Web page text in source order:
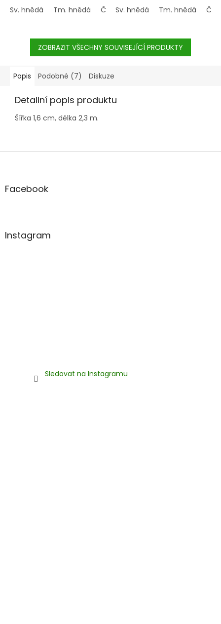
Sv. hnědá
Tm. hnědá Černohnědá
Sv. hnědá
Tm. hnědá
ZOBRAZIT VŠECHNY SOUVISEJÍCÍ PRODUKTY
Popis Podobné (7) Diskuze
Detailní popis produktu
Šířka 1,6 cm, délka 2,3 m.
Z
aFacebook
Instagram
Sledovat na Instagramu